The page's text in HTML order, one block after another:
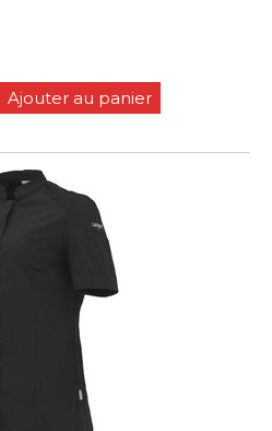
Ajouter au panier